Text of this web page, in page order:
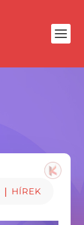
| HÍREK